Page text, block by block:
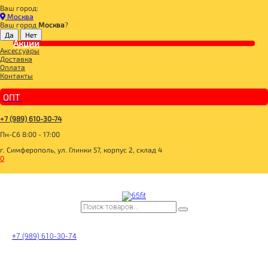
Ваш город:
Москва
Ваш город Москва?
Акции
Аксессуары
Доставка
Оплата
Контакты
ОПТ
+7 (989) 610-30-74
Пн-Сб 8:00 - 17:00
г. Симферополь, ул. Глинки 57, корпус 2, склад 4
0
+7 (989) 610-30-74
Главная
СПОРТИВНОЕ ПИТАНИЕ
BCAA
BCAA Манго 450g, Dr.Hoffman